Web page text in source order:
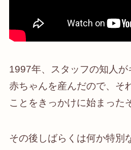
1997年、スタッフの知人が
赤ちゃんを産んだので、そ
ことをきっかけに始まった
その後しばらくは何か特別